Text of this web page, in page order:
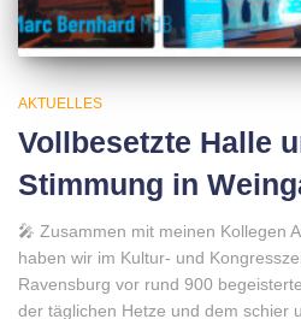
AKTUELLES
Vollbesetzte Halle
Stimmung in
🎤 Zusammen mit meinen Kollegen
haben wir im Kultur- und
Ravensburg vor rund 900
der täglichen Hetze und dem schier